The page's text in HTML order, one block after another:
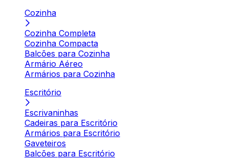
Cozinha
Cozinha Completa
Cozinha Compacta
Balcões para Cozinha
Armário Aéreo
Armários para Cozinha
Escritório
Escrivaninhas
Cadeiras para Escritório
Armários para Escritório
Gaveteiros
Balcões para Escritório